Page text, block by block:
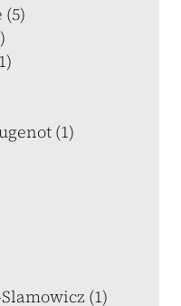
(1)
(1)